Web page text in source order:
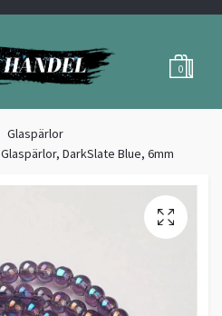
0
Glaspärlor
Glaspärlor, DarkSlate Blue, 6mm